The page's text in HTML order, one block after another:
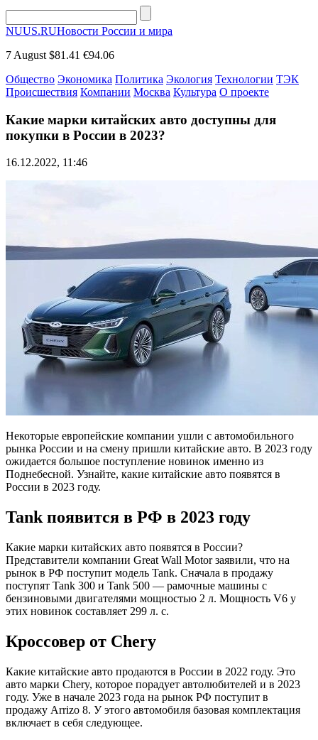
NUUS.RUНовости России и мира
7 August $81.41 €94.06
Общество Экономика Политика Экология Технологии ТЭК
Происшествия Компании Москва Культура О проекте
Какие марки китайских авто доступны для
покупки в России в 2023?
16.12.2022, 11:46
Некоторые европейские компании ушли с автомобильного
рынка России и на смену пришли китайские авто. В 2023 году
ожидается большое поступление новинок именно из
Поднебесной. Узнайте, какие китайские авто появятся в
России в 2023 году.
Tank появится в РФ в 2023 году
Какие марки китайских авто появятся в России?
Представители компании Great Wall Motor заявили, что на
рынок в РФ поступит модель Tank. Сначала в продажу
поступят Tank 300 и Tank 500 — рамочные машины с
бензиновыми двигателями мощностью 2 л. Мощность V6 у
этих новинок составляет 299 л. с.
Кроссовер от Chery
Какие китайские авто продаются в России в 2022 году. Это
авто марки Chery, которое порадует автолюбителей и в 2023
году. Уже в начале 2023 года на рынок РФ поступит в
продажу Arrizo 8. У этого автомобиля базовая комплектация
включает в себя следующее.